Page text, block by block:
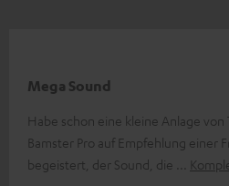
Mega Sound
Habe schon eine kleine Anlage
Bamster Pro auf Empfehlung einer
begeistert, der Sound, die